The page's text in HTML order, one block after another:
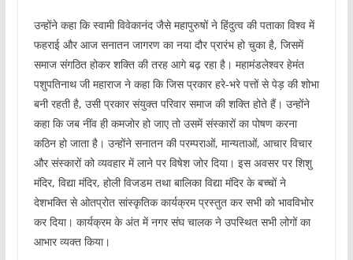
उन्होंने कहा कि स्वामी विवेकानंद जैसे महापुरुषों ने हिंदुत्व की पताका विश्व में
फहराई और आज सनातन जागरण का नया दौर प्रारंभ हो चुका है, जिसमें
समाज संगठित होकर शक्ति की तरह आगे बढ़ रहा है। महामंडलेश्वर हेमंत
पशुपतिनाथ जी महाराज ने कहा कि जिस प्रकार हरे-भरे पत्तों से पेड़ की शोभा
बनी रहती है, उसी प्रकार संयुक्त परिवार समाज की शक्ति होते हैं। उन्होंने
कहा कि जब नींव ही कमजोर हो जाए तो उसमें संस्कारों का पोषण करना
कठिन हो जाता है। उन्होंने सनातन की परम्पराओं, मान्यताओं, आचार विचार
और संस्कारों को व्यवहार में लाने पर विषेश जोर दिया। इस अवसर पर शिशु
मंदिर, विद्या मंदिर, होली विजडम तथा बालिका विद्या मंदिर के बच्चों ने
देशभक्ति से ओतप्रोत सांस्कृतिक कार्यक्रम प्रस्तुत कर सभी को भावविभोर
कर दिया। कार्यक्रम के अंत में नगर संघ चालक ने उपस्थित सभी लोगों का
आभार व्यक्त किया।